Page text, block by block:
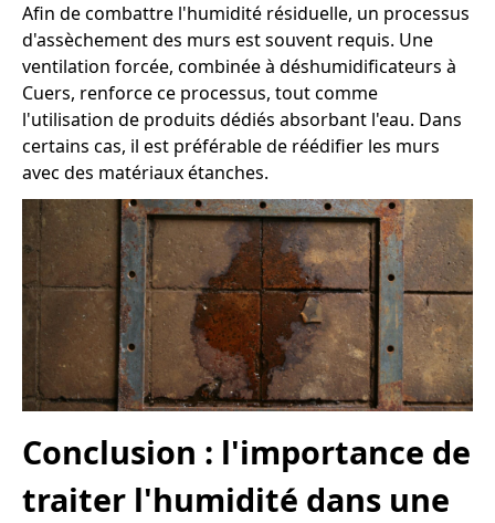
Afin de combattre l'humidité résiduelle, un processus
d'assèchement des murs est souvent requis. Une
ventilation forcée, combinée à déshumidificateurs à
Cuers, renforce ce processus, tout comme
l'utilisation de produits dédiés absorbant l'eau. Dans
certains cas, il est préférable de réédifier les murs
avec des matériaux étanches.
Conclusion : l'importance de
traiter l'humidité dans une